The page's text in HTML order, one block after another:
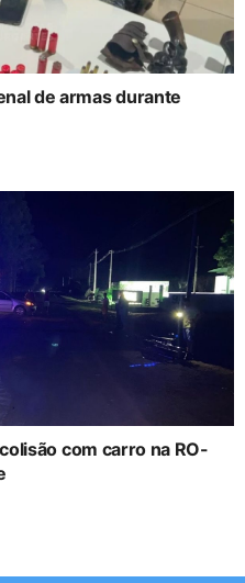
de armas durante
com carro na RO-